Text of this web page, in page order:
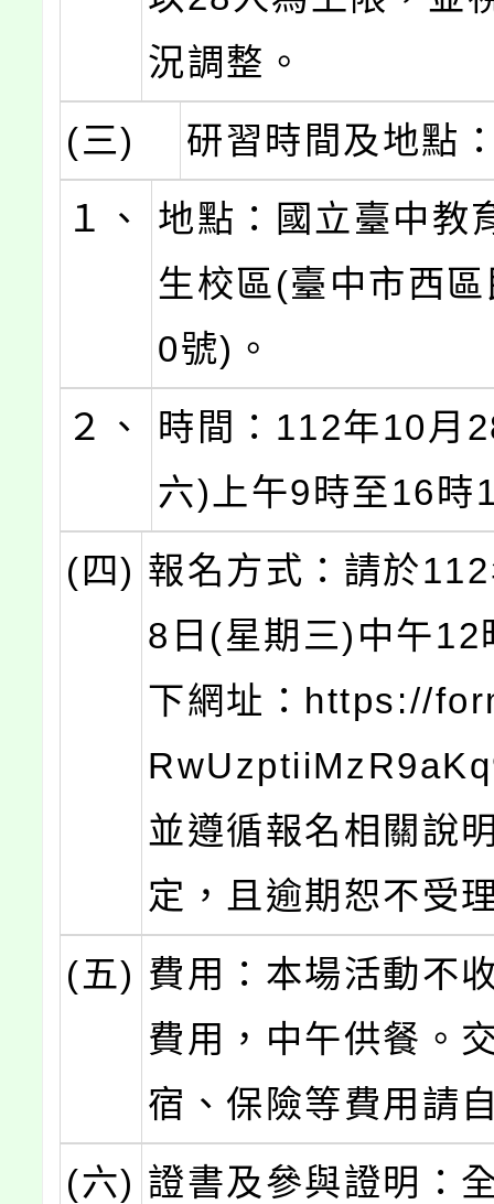
況調整。
(三)
研習時間及地點
１、
地點：國立臺中教
生校區(臺中市西
0號)。
２、
時間：112年10月
六)上午9時至16時
(四) 報名方式：請於
8日(星期三)中午12
下網址：https://
並遵循報名相關說
定，且逾期恕不受
(五) 費用：本場活動不
費用，中午供餐。
宿、保險等費用請
(六) 證書及參與證明：